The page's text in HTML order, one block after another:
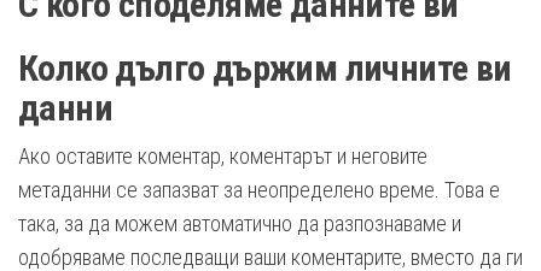
Колко дълго държим личните ви
данни
Ако оставите коментар, коментарът и неговите
метаданни се запазват за неопределено време. Това е
така, за да можем автоматично да разпознаваме и
одобряваме последващи ваши коментарите, вместо да ги